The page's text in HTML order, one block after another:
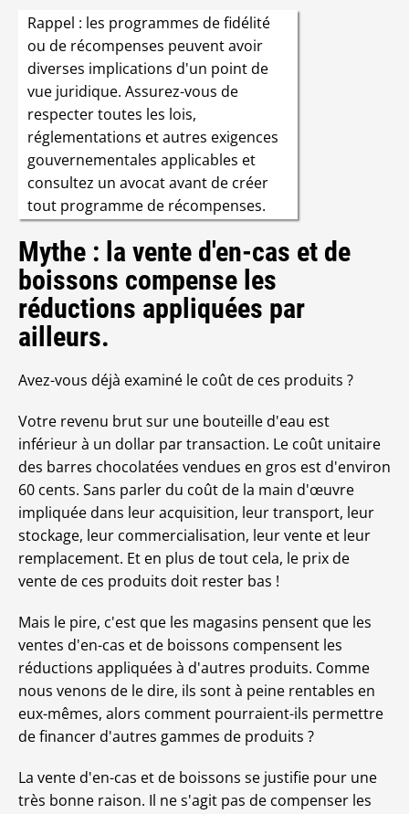
Rappel : les programmes de fidélité
ou de récompenses peuvent avoir
diverses implications d'un point de
vue juridique. Assurez-vous de
respecter toutes les lois,
réglementations et autres exigences
gouvernementales applicables et
consultez un avocat avant de créer
tout programme de récompenses.
Mythe : la vente d'en-cas et de
boissons compense les
réductions appliquées par
ailleurs.
Avez-vous déjà examiné le coût de ces produits ?
Votre revenu brut sur une bouteille d'eau est
inférieur à un dollar par transaction. Le coût unitaire
des barres chocolatées vendues en gros est d'environ
60 cents. Sans parler du coût de la main d'œuvre
impliquée dans leur acquisition, leur transport, leur
stockage, leur commercialisation, leur vente et leur
remplacement. Et en plus de tout cela, le prix de
vente de ces produits doit rester bas !
Mais le pire, c'est que les magasins pensent que les
ventes d'en-cas et de boissons compensent les
réductions appliquées à d'autres produits. Comme
nous venons de le dire, ils sont à peine rentables en
eux-mêmes, alors comment pourraient-ils permettre
de financer d'autres gammes de produits ?
La vente d'en-cas et de boissons se justifie pour une
très bonne raison. Il ne s'agit pas de compenser les